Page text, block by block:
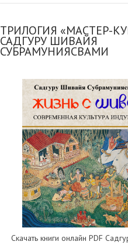
ТРИЛОГИЯ «МАСТЕР-
САДГУРУ ШИВАЙЯ
СУБРАМУНИЯСВАМИ
Скачать книги онлайн PDF